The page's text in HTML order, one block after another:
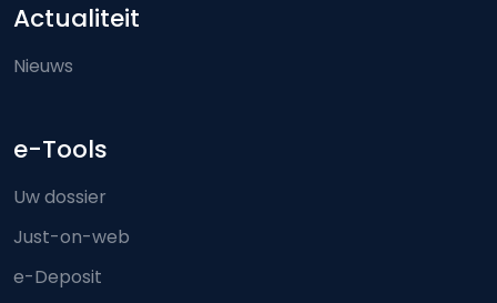
Actualiteit
Nieuws
e-Tools
Uw dossier
Just-on-web
e-Deposit